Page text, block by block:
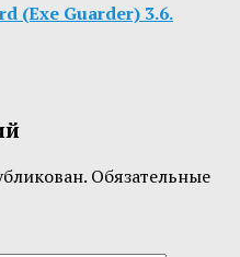
(Exe Guarder) 3.6.
Обязательные